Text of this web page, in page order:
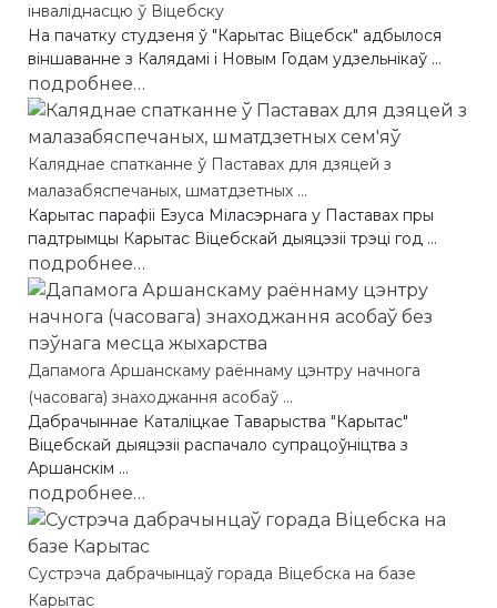
інваліднасцю ў Віцебску
На пачатку студзеня ў "Карытас Віцебск" адбылося
віншаванне з Калядамі і Новым Годам удзельнікаў ...
подробнее…
Каляднае спатканне ў Паставах для дзяцей з
малазабяспечаных, шматдзетных ...
Карытас парафii Езуса Мiласэрнага у Паставах пры
падтрымцы Карытас Віцебскай дыяцэзіі трэцi год ...
подробнее…
Дапамога Аршанскаму раённаму цэнтру начнога
(часовага) знаходжання асобаў ...
Дабрачыннае Каталіцкае Таварыства "Карытас"
Віцебскай дыяцэзіі распачало супрацоўніцтва з
Аршанскім ...
подробнее…
Сустрэча дабрачынцаў горада Віцебска на базе
Карытас